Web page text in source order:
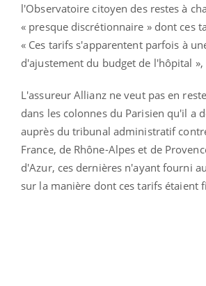
l'Observatoire citoyen des restes à
« presque discrétionnaire » dont ces
« Ces tarifs s'apparentent parfois à
d'ajustement du budget de l'hôpital
L'assureur Allianz ne veut pas en
dans les colonnes du Parisien qu'il a
auprès du tribunal administratif
France, de Rhône-Alpes et de
d'Azur, ces dernières n'ayant fourni
sur la manière dont ces tarifs étaient